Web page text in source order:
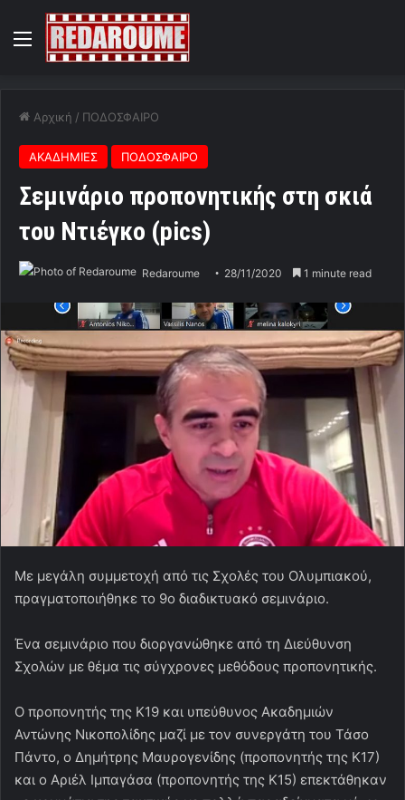
Menu
Αρχική / ΠΟΔΟΣΦΑΙΡΟ
ΑΚΑΔΗΜΙΕΣ ΠΟΔΟΣΦΑΙΡΟ
Σεμινάριο προπονητικής στη σκιά
του Ντιέγκο (pics)
Redaroume 28/11/2020 1 minute read
Με μεγάλη συμμετοχή από τις Σχολές του Ολυμπιακού,
πραγματοποιήθηκε το 9ο διαδικτυακό σεμινάριο.
Ένα σεμινάριο που διοργανώθηκε από τη Διεύθυνση
Σχολών με θέμα τις σύγχρονες μεθόδους προπονητικής.
Ο προπονητής της Κ19 και υπεύθυνος Ακαδημιών
Αντώνης Νικοπολίδης μαζί με τον συνεργάτη του Τάσο
Πάντο, ο Δημήτρης Μαυρογενίδης (προπονητής της Κ17)
και ο Αριέλ Ιμπαγάσα (προπονητής της Κ15) επεκτάθηκαν